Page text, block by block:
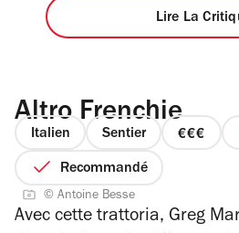
Lire La
Altro Frenchie
Italien Sentier
prix
4
Recommandé
© Antoine Besse
Avec cette trattoria, Greg